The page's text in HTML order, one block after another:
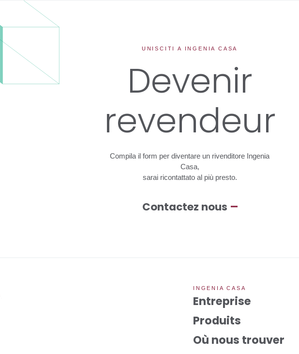
UNISCITI A INGENIA CASA
Devenir
revendeur
Compila il form per diventare un rivenditore Ingenia
Casa,
sarai ricontattato al più presto.
Contactez nous
INGENIA CASA
Entreprise
Produits
Où nous trouver